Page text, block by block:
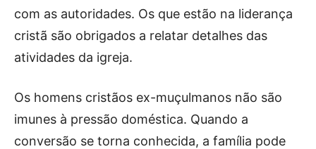
com as autoridades. Os que estão na liderança
cristã são obrigados a relatar detalhes das
atividades da igreja.
Os homens cristãos ex-muçulmanos não são
imunes à pressão doméstica. Quando a
conversão se torna conhecida, a família pode